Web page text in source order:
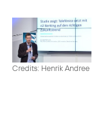
Credits: Henrik Andree